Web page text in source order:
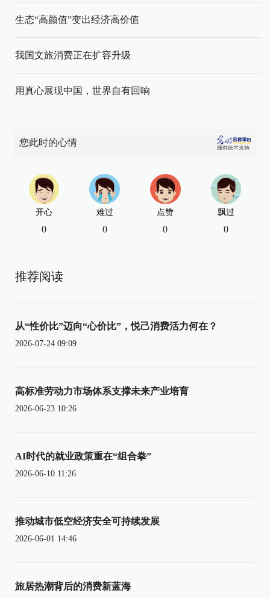
生态“高颜值”变出经济高价值
我国文旅消费正在扩容升级
用真心展现中国，世界自有回响
您此时的心情
开心
0
难过
0
点赞
0
飘过
0
推荐阅读
从“性价比”迈向“心价比”，悦己消费活力何在？
2026-07-24 09:09
高标准劳动力市场体系支撑未来产业培育
2026-06-23 10:26
AI时代的就业政策重在“组合拳”
2026-06-10 11:26
推动城市低空经济安全可持续发展
2026-06-01 14:46
旅居热潮背后的消费新蓝海